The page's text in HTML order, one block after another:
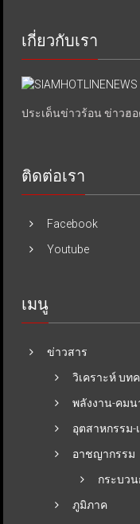
เกี่ยวกับเรา
ประเด็นข่าวร้อน ข่าวฮอ
ติดต่อเรา
Facebook
Youtube
เมนู
ข่าวสาร
วิเคราะห์ บท
พลังงาน-คม
อุตสาหกรรม-
อาชญากรรม
กระบว
ภูมิภาค